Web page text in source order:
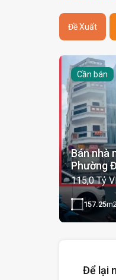
Đề Xuất
Cần bán
Bán nhà
Phường
115,0 Tỷ
157.25
Để lại